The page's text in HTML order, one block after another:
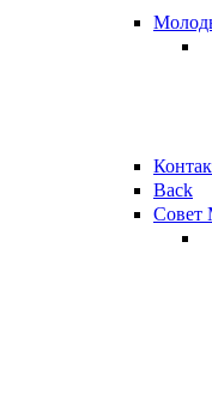
Back
Совет